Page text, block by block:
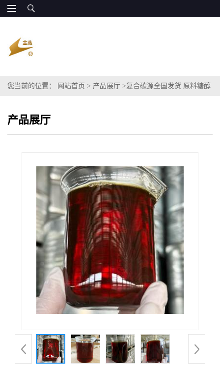
您当前的位置： 网站首页 > 产品展厅 >复合碳源全国发货 原料糖醇
产品展厅